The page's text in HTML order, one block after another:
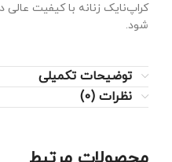
کراپ‌نایک‌ زنانه با کیفیت
شود.
توضیحات تکمیلی
نظرات (0)